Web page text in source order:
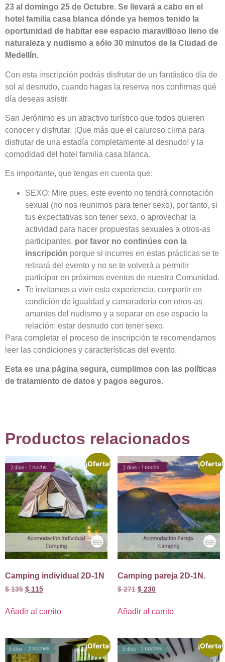
23 al domingo 25 de Octubre. Se llevará a cabo en el
hotel familia casa blanca dónde ya hemos tenido la
oportunidad de habitar ese espacio maravilloso lleno de
naturaleza y nudismo a sólo 30 minutos de la Ciudad de
Medellín.
Con esta inscripción podrás disfrutar de un fantástico día de
sol al desnudo, cuando hagas la reserva nos confirmas qué
día deseas asistir.
San Jerónimo es un atractivo turístico que todos quieren
conocer y disfrutar. ¡Que más que el caluroso clima para
disfrutar de una estadía completamente al desnudo! y la
comodidad del hotel familia casa blanca.
Es importante, que tengas en cuenta que:
SEXO: Mire pues, este evento no tendrá connotación
sexual (no nos reunimos para tener sexo), por tanto, si
tus expectativas son tener sexo, o aprovechar la
actividad para hacer propuestas sexuales a otros-as
participantes, por favor no continúes con la
inscripción porque si incurres en estas prácticas se te
retirará del evento y no se te volverá a permitir
participar en próximos eventos de nuestra Comunidad.
Te invitamos a vivir esta experiencia, compartir en
condición de igualdad y camaradería con otros-as
amantes del nudismo y a separar en ese espacio la
relación: estar desnudo con tener sexo.
Para completar el proceso de inscripción te recomendamos
leer las condiciones y características del evento.
Esta es una página segura, cumplimos con las políticas
de tratamiento de datos y pagos seguros.
Productos relacionados
¡Oferta!
Camping individual 2D-1N
$135 $ 115
Añadir al carrito
¡Oferta!
Camping pareja 2D-1N.
$271 $ 230
Añadir al carrito
¡Oferta! ¡Oferta!